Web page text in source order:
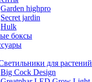
Garden highpro
Secret jardin
Hulk
боксы
для растений
Big Cock Design